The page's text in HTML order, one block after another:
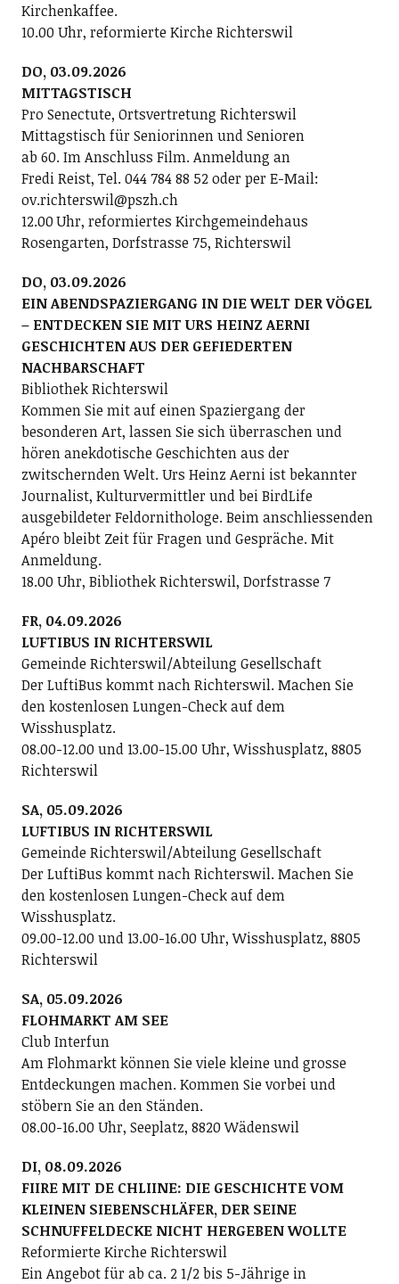
Kirchenkaffee.
10.00 Uhr, reformierte Kirche Richterswil
DO, 03.09.2026
MITTAGSTISCH
Pro Senectute, Ortsvertretung Richterswil
Mittagstisch für Seniorinnen und Senioren
ab 60. Im Anschluss Film. Anmeldung an
Fredi Reist, Tel. 044 784 88 52 oder per E-Mail:
ov.richterswil@pszh.ch
12.00 Uhr, reformiertes Kirchgemeindehaus
Rosengarten, Dorfstrasse 75, Richterswil
DO, 03.09.2026
EIN ABENDSPAZIERGANG IN DIE WELT DER VÖGEL
– ENTDECKEN SIE MIT URS HEINZ AERNI
GESCHICHTEN AUS DER GEFIEDERTEN
NACHBARSCHAFT
Bibliothek Richterswil
Kommen Sie mit auf einen Spaziergang der
besonderen Art, lassen Sie sich überraschen und
hören anekdotische Geschichten aus der
zwitschernden Welt. Urs Heinz Aerni ist bekannter
Journalist, Kulturvermittler und bei BirdLife
ausgebildeter Feldornithologe. Beim anschliessenden
Apéro bleibt Zeit für Fragen und Gespräche. Mit
Anmeldung.
18.00 Uhr, Bibliothek Richterswil, Dorfstrasse 7
FR, 04.09.2026
LUFTIBUS IN RICHTERSWIL
Gemeinde Richterswil/Abteilung Gesellschaft
Der LuftiBus kommt nach Richterswil. Machen Sie
den kostenlosen Lungen-Check auf dem
Wisshusplatz.
08.00-12.00 und 13.00-15.00 Uhr, Wisshusplatz, 8805
Richterswil
SA, 05.09.2026
LUFTIBUS IN RICHTERSWIL
Gemeinde Richterswil/Abteilung Gesellschaft
Der LuftiBus kommt nach Richterswil. Machen Sie
den kostenlosen Lungen-Check auf dem
Wisshusplatz.
09.00-12.00 und 13.00-16.00 Uhr, Wisshusplatz, 8805
Richterswil
SA, 05.09.2026
FLOHMARKT AM SEE
Club Interfun
Am Flohmarkt können Sie viele kleine und grosse
Entdeckungen machen. Kommen Sie vorbei und
stöbern Sie an den Ständen.
08.00-16.00 Uhr, Seeplatz, 8820 Wädenswil
DI, 08.09.2026
FIIRE MIT DE CHLIINE: DIE GESCHICHTE VOM
KLEINEN SIEBENSCHLÄFER, DER SEINE
SCHNUFFELDECKE NICHT HERGEBEN WOLLTE
Reformierte Kirche Richterswil
Ein Angebot für ab ca. 2 1/2 bis 5-Jährige in